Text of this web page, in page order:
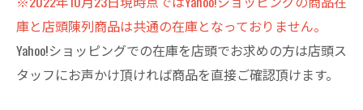
庫と店頭陳列商品は共通の在庫となっておりません。
Yahoo!ショッピングでの在庫を店頭でお求めの方は店頭ス
タッフにお声かけ頂ければ商品を直接ご確認頂けます。